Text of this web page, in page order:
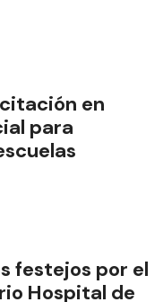
en
para
festejos por el
Hospital de